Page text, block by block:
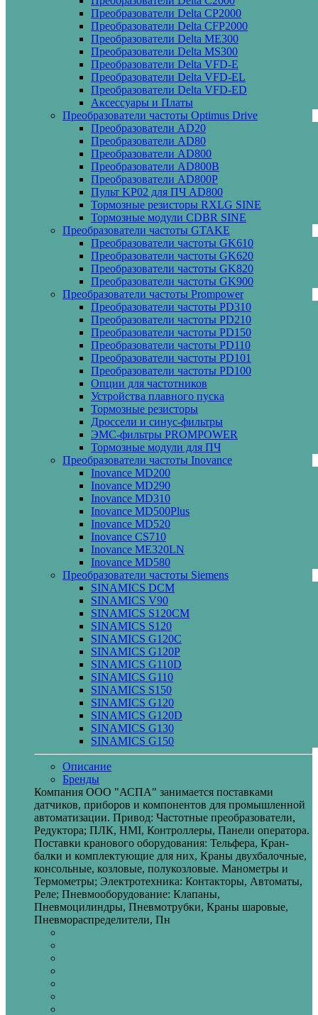
Преобразователи Delta CP2000
Преобразователи Delta CFP2000
Преобразователи Delta ME300
Преобразователи Delta MS300
Преобразователи Delta VFD-E
Преобразователи Delta VFD-EL
Преобразователи Delta VFD-ED
Аксессуары и Платы
Преобразователи частоты Optimus Drive
Преобразователи AD20
Преобразователи AD80
Преобразователи AD800
Преобразователи AD800B
Преобразователи AD800P
Пульт KP02 для ПЧ AD800
Тормозные резисторы RXLG SINE
Тормозные модули CDBR SINE
Преобразователи частоты GTAKE
Преобразователи частоты GK610
Преобразователи частоты GK620
Преобразователи частоты GK820
Преобразователи частоты GK900
Преобразователи частоты Prompower
Преобразователи частоты PD310
Преобразователи частоты PD210
Преобразователи частоты PD150
Преобразователи частоты PD110
Преобразователи частоты PD101
Преобразователи частоты PD100
Опции для частотников
Устройства плавного пуска
Тормозные резисторы
Дроссели и синус-фильтры
ЭМС-фильтры PROMPOWER
Тормозные модули для ПЧ
Преобразователи частоты Inovance
Inovance MD200
Inovance MD290
Inovance MD310
Inovance MD500Plus
Inovance MD520
Inovance CS710
Inovance ME320LN
Inovance MD580
Преобразователи частоты Siemens
SINAMICS DCM
SINAMICS V90
SINAMICS S120CM
SINAMICS S120
SINAMICS G120C
SINAMICS G120P
SINAMICS G110D
SINAMICS G110
SINAMICS S150
SINAMICS G120
SINAMICS G120D
SINAMICS G130
SINAMICS G150
Описание
Бренды
Компания ООО "АСПА" занимается поставками
датчиков, приборов и компонентов для промышленной
автоматизации. Привод: Частотные преобразователи,
Редуктора; ПЛК, HMI, Контроллеры, Панели оператора.
Поставки кранового оборудования: Тельфера, Кран-
балки и комплектующие для них, Краны двухбалочные,
консольные, козловые, полукозловые. Манометры и
Термометры; Электротехника: Контакторы, Автоматы,
Реле; Пневмооборудование: Клапаны,
Пневмоцилиндры, Пневмотрубки, Краны шаровые,
Пневмораспределители, Пн